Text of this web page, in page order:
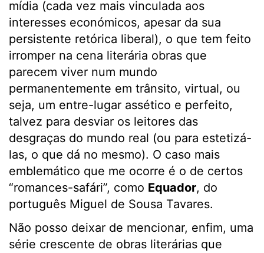
mídia (cada vez mais vinculada aos
interesses económicos, apesar da sua
persistente retórica liberal), o que tem feito
irromper na cena literária obras que
parecem viver num mundo
permanentemente em trânsito, virtual, ou
seja, um entre-lugar assético e perfeito,
talvez para desviar os leitores das
desgraças do mundo real (ou para estetizá-
las, o que dá no mesmo). O caso mais
emblemático que me ocorre é o de certos
“romances-safári”, como Equador, do
português Miguel de Sousa Tavares.
Não posso deixar de mencionar, enfim, uma
série crescente de obras literárias que